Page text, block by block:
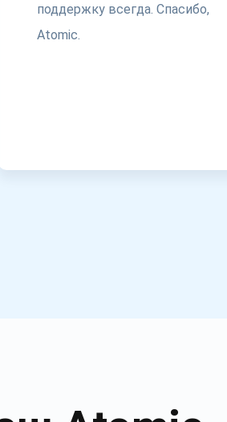
поддержку всегда. Спасибо,
Atomic.